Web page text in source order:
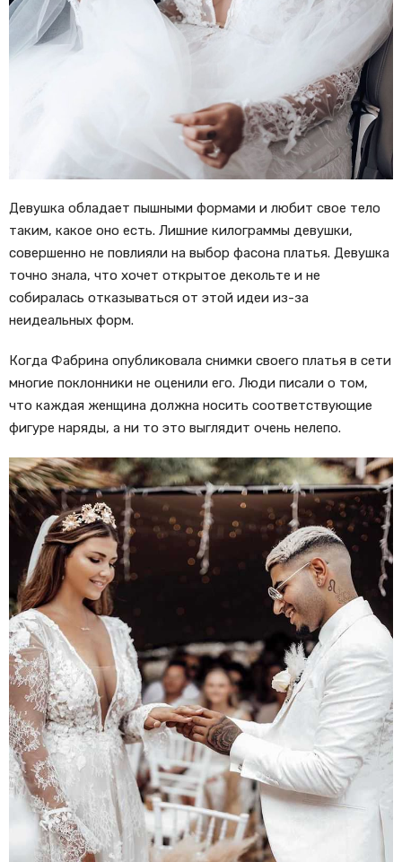
Девушка обладает пышными формами и любит свое тело
таким, какое оно есть. Лишние килограммы девушки,
совершенно не повлияли на выбор фасона платья. Девушка
точно знала, что хочет открытое декольте и не
собиралась отказываться от этой идеи из-за
неидеальных форм.
Когда Фабрина опубликовала снимки своего платья в сети
многие поклонники не оценили его. Люди писали о том,
что каждая женщина должна носить соответствующие
фигуре наряды, а ни то это выглядит очень нелепо.